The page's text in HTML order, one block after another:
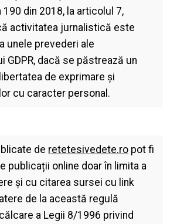
din 2018, la articolul 7,
activitatea jurnalistică este
unele prevederi ale
GDPR, dacă se păstrează un
de exprimare şi
cu caracter personal.
de retetesivedete.ropot fi
publicații online doar în limita a
și cu citarea sursei cu link
de la această regulă
a Legii 8/1996 privind